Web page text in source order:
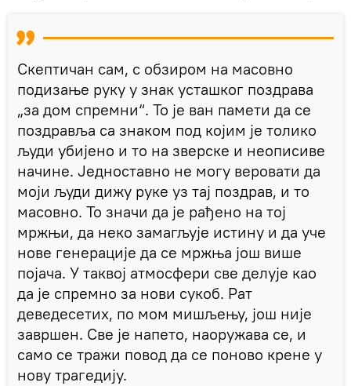
Скептичан сам, с обзиром на масовно
подизање руку у знак усташког поздрава
„за дом спремни“. То је ван памети да се
поздравља са знаком под којим је толико
људи убијено и то на зверске и неописиве
начине. Једноставно не могу веровати да
моји људи дижу руке уз тај поздрав, и то
масовно. То значи да је рађено на тој
мржњи, да неко замагљује истину и да уче
нове генерације да се мржња још више
појача. У таквој атмосфери све делује као
да је спремно за нови сукоб. Рат
деведесетих, по мом мишљењу, још није
завршен. Све је напето, наоружава се, и
само се тражи повод да се поново крене у
нову трагедију.